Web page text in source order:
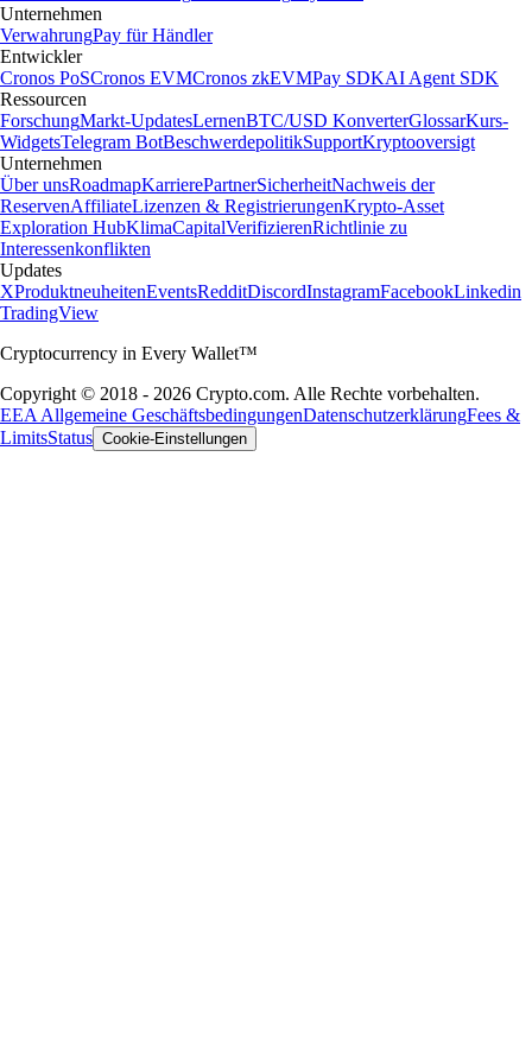
Unternehmen
VerwahrungPay für Händler
Entwickler
Cronos PoSCronos EVMCronos zkEVMPay SDKAI Agent SDK
Ressourcen
ForschungMarkt-UpdatesLernenBTC/USD KonverterGlossarKurs-
WidgetsTelegram BotBeschwerdepolitikSupportKryptooversigt
Unternehmen
Über unsRoadmapKarrierePartnerSicherheitNachweis der
ReservenAffiliateLizenzen & RegistrierungenKrypto-Asset
Exploration HubKlimaCapitalVerifizierenRichtlinie zu
Interessenkonflikten
Updates
XProduktneuheitenEventsRedditDiscordInstagramFacebookLinkedin
TradingView
Cryptocurrency in Every Wallet™
Copyright © 2018 - 2026 Crypto.com. Alle Rechte vorbehalten.
EEA Allgemeine GeschäftsbedingungenDatenschutzerklärungFees &
LimitsStatus Cookie-Einstellungen